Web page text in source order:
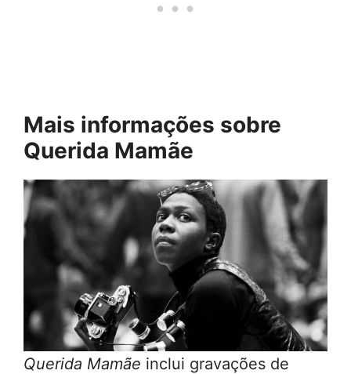
Mais informações sobre
Querida Mamãe
Querida Mamãe inclui gravações de